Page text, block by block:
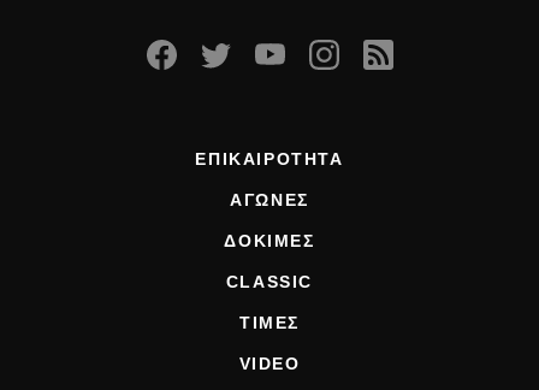
ΕΠΙΚΑΙΡΟΤΗΤΑ
ΑΓΩΝΕΣ
ΔΟΚΙΜΕΣ
CLASSIC
ΤΙΜΕΣ
VIDEO